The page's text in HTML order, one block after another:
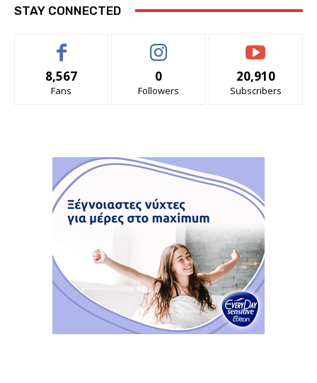
STAY CONNECTED
8,567
Fans
0
Followers
20,910
Subscribers